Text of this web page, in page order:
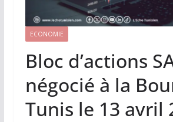
ECONOMIE
Bloc d’actions
négocié à la
Tunis le 13 avril